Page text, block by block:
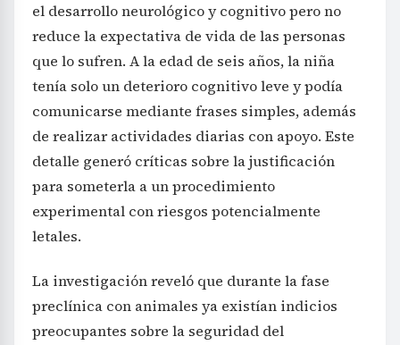
el desarrollo neurológico y cognitivo pero no
reduce la expectativa de vida de las personas
que lo sufren. A la edad de seis años, la niña
tenía solo un deterioro cognitivo leve y podía
comunicarse mediante frases simples, además
de realizar actividades diarias con apoyo. Este
detalle generó críticas sobre la justificación
para someterla a un procedimiento
experimental con riesgos potencialmente
letales.
La investigación reveló que durante la fase
preclínica con animales ya existían indicios
preocupantes sobre la seguridad del